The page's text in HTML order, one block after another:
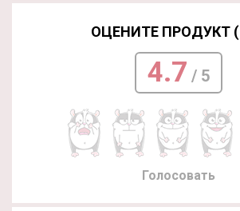
ОЦЕНИТЕ ПРОДУКТ (
4.7 / 5
Голосовать